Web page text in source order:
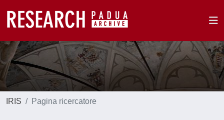
IRIS Pagina ricercatore